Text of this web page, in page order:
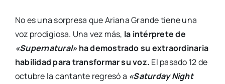
No es una sorpresa que Ariana Grande tiene una
voz prodigiosa. Una vez más, la intérprete de
«Supernatural» ha demostrado su extraordinaria
habilidad para transformar su voz. El pasado 12 de
octubre la cantante regresó a «Saturday Night